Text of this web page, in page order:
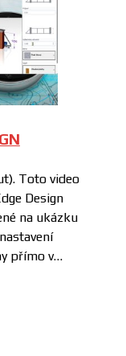
Toto video
Design
na ukázku
přímo v…